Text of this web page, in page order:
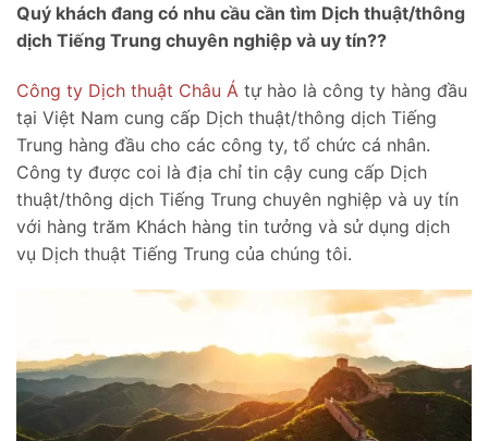
Quý khách đang có nhu cầu cần tìm Dịch thuật/thông
dịch Tiếng Trung chuyên nghiệp và uy tín??
Công ty Dịch thuật Châu Á tự hào là công ty hàng đầu
tại Việt Nam cung cấp Dịch thuật/thông dịch Tiếng
Trung hàng đầu cho các công ty, tổ chức cá nhân.
Công ty được coi là địa chỉ tin cậy cung cấp Dịch
thuật/thông dịch Tiếng Trung chuyên nghiệp và uy tín
với hàng trăm Khách hàng tin tưởng và sử dụng dịch
vụ Dịch thuật Tiếng Trung của chúng tôi.